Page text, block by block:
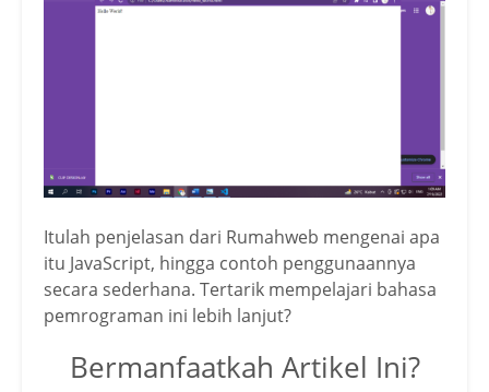
Itulah penjelasan dari Rumahweb mengenai apa
itu JavaScript, hingga contoh penggunaannya
secara sederhana. Tertarik mempelajari bahasa
pemrograman ini lebih lanjut?
Bermanfaatkah Artikel Ini?